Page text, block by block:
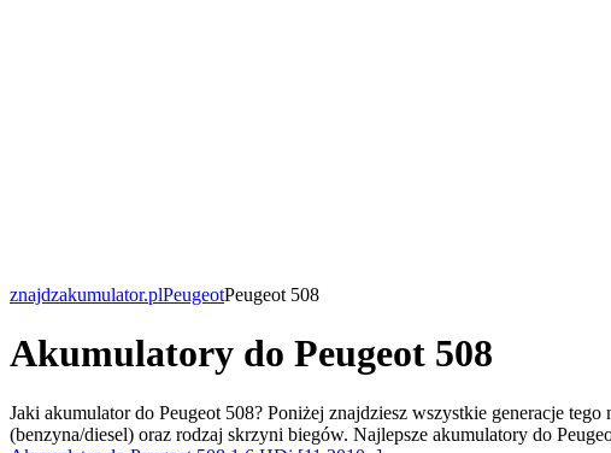
znajdzakumulator.plPeugeotPeugeot 508
Akumulatory do Peugeot 508
Jaki akumulator do Peugeot 508? Poniżej znajdziesz wszystkie generacje
(benzyna/diesel) oraz rodzaj skrzyni biegów. Najlepsze akumulatory do